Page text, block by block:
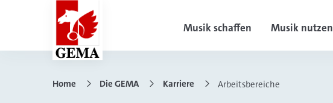
Musik schaffen Musik nutzen
Home Die GEMA Karriere Arbeitsbereiche